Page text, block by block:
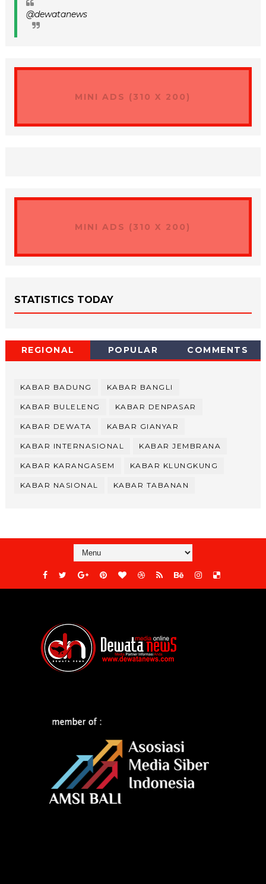
@dewatanews
MINI ADS (310 X 200)
MINI ADS (310 X 200)
STATISTICS TODAY
REGIONAL POPULAR COMMENTS
KABAR BADUNG KABAR BANGLI
KABAR BULELENG KABAR DENPASAR
KABAR DEWATA KABAR GIANYAR
KABAR INTERNASIONAL KABAR JEMBRANA
KABAR KARANGASEM KABAR KLUNGKUNG
KABAR NASIONAL KABAR TABANAN